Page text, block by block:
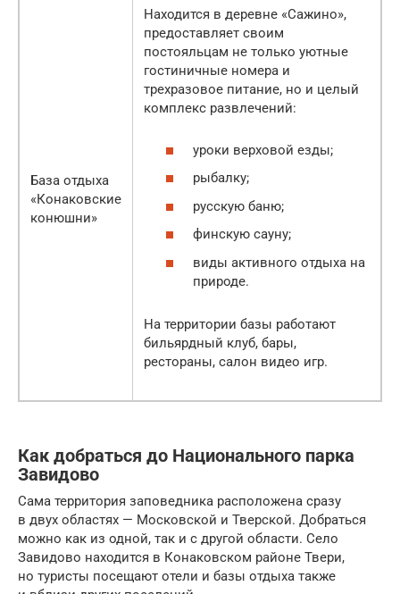
База отдыха
«Конаковские
конюшни»
Находится в деревне «Сажино»,
предоставляет своим
постояльцам не только уютные
гостиничные номера и
трехразовое питание, но и целый
комплекс развлечений:
уроки верховой езды;
рыбалку;
русскую баню;
финскую сауну;
виды активного отдыха на
природе.
На территории базы работают
бильярдный клуб, бары,
рестораны, салон видео игр.
Как добраться до Национального парка
Завидово
Сама территория заповедника расположена сразу
в двух областях — Московской и Тверской. Добраться
можно как из одной, так и с другой области. Село
Завидово находится в Конаковском районе Твери,
но туристы посещают отели и базы отдыха также